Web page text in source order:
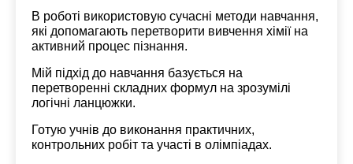
19:00
В роботі використовую сучасні методи навчання,
які допомагають перетворити вивчення хімії на
активний процес пізнання.
Мій підхід до навчання базується на
перетворенні складних формул на зрозумілі
логічні ланцюжки.
Готую учнів до виконання практичних,
контрольних робіт та участі в олімпіадах.